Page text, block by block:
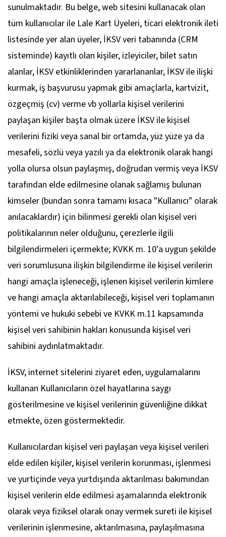
sunulmaktadır. Bu belge, web sitesini kullanacak olan
tüm kullanıcılar ile Lale Kart Üyeleri, ticari elektronik ileti
listesinde yer alan üyeler, İKSV veri tabanında (CRM
sisteminde) kayıtlı olan kişiler, izleyiciler, bilet satın
alanlar, İKSV etkinliklerinden yararlananlar, İKSV ile ilişki
kurmak, iş başvurusu yapmak gibi amaçlarla, kartvizit,
özgeçmiş (cv) verme vb yollarla kişisel verilerini
paylaşan kişiler başta olmak üzere İKSV ile kişisel
verilerini fiziki veya sanal bir ortamda, yüz yüze ya da
mesafeli, sözlü veya yazılı ya da elektronik olarak hangi
yolla olursa olsun paylaşmış, doğrudan vermiş veya İKSV
tarafından elde edilmesine olanak sağlamış bulunan
kimseler (bundan sonra tamamı kısaca "Kullanıcı" olarak
anılacaklardır) için bilinmesi gerekli olan kişisel veri
politikalarının neler olduğunu, çerezlerle ilgili
bilgilendirmeleri içermekte; KVKK m. 10'a uygun şekilde
veri sorumlusuna ilişkin bilgilendirme ile kişisel verilerin
hangi amaçla işleneceği, işlenen kişisel verilerin kimlere
ve hangi amaçla aktarılabileceği, kişisel veri toplamanın
yöntemi ve hukuki sebebi ve KVKK m.11 kapsamında
kişisel veri sahibinin hakları konusunda kişisel veri
sahibini aydınlatmaktadır.
İKSV, internet sitelerini ziyaret eden, uygulamalarını
kullanan Kullanıcıların özel hayatlarına saygı
gösterilmesine ve kişisel verilerinin güvenliğine dikkat
etmekte, özen göstermektedir.
Kullanıcılardan kişisel veri paylaşan veya kişisel verileri
elde edilen kişiler, kişisel verilerin korunması, işlenmesi
ve yurtiçinde veya yurtdışında aktarılması bakımından
kişisel verilerin elde edilmesi aşamalarında elektronik
olarak veya fiziksel olarak onay vermek sureti ile kişisel
verilerinin işlenmesine, aktarılmasına, paylaşılmasına